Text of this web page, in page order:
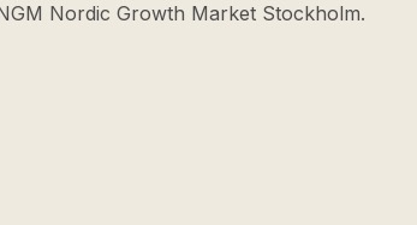
Nordic Growth Market Stockholm.